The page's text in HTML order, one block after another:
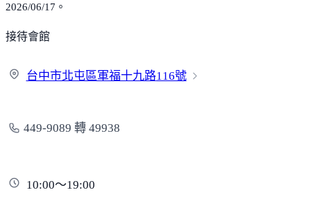
2026/06/17。
接待會館
台中市北屯區軍福十九路116號
449-9089 轉 49938
10:00～19:00